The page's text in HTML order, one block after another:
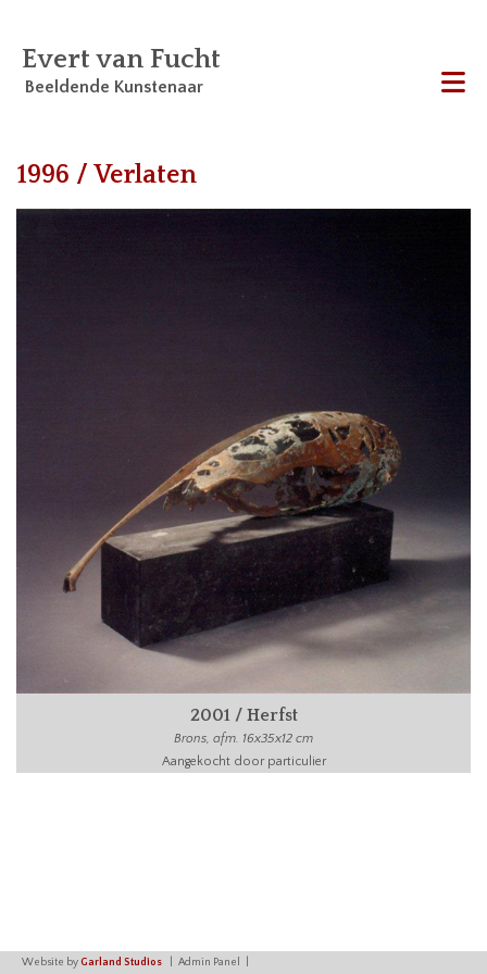
Evert van Fucht
Beeldende Kunstenaar
1996 / Verlaten
2001 / Herfst
Brons, afm. 16x35x12 cm
Aangekocht door particulier
Website byGarland Studios Admin Panel